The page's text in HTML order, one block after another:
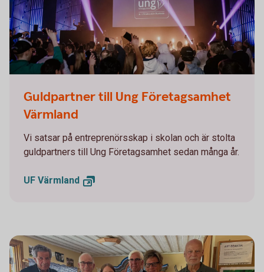
Guldpartner till Ung Företagsamhet
Värmland
Vi satsar på entreprenörsskap i skolan och är stolta
guldpartners till Ung Företagsamhet sedan många år.
UF Värmland